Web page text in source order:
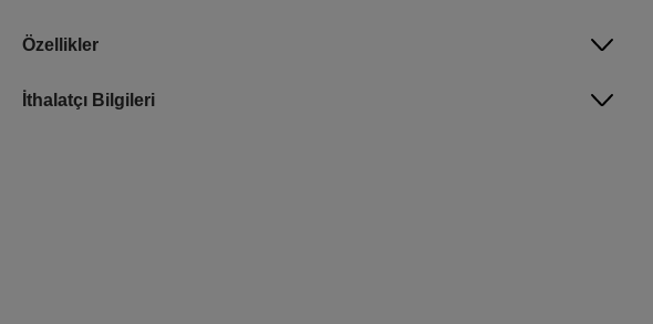
Özellikler
İthalatçı Bilgileri